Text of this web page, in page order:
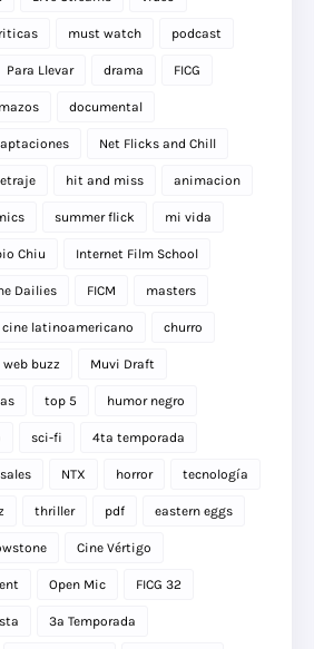
must watch podcast
Para Llevar drama FICG
documental
Net Flicks and Chill
hit and miss animacion
summer flick mi vida
Chiu Internet Film School
Dailies FICM masters
cine latinoamericano churro
web buzz Muvi Draft
top 5 humor negro
sci-fi 4ta temporada
NTX horror tecnología
thriller pdf eastern eggs
Cine Vértigo
Open Mic FICG 32
3a Temporada